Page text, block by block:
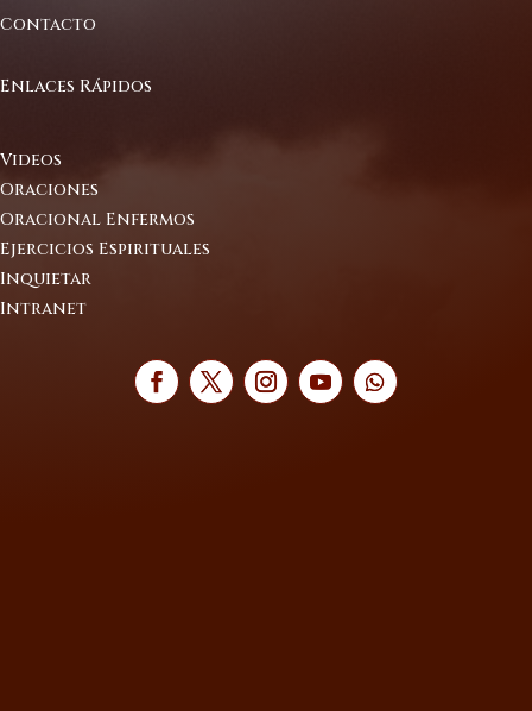
Contacto
Enlaces Rápidos
Videos
Oraciones
Oracional Enfermos
Ejercicios Espirituales
Inquietar
Intranet